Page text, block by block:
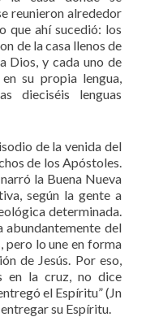
reunieron alrededor
que ahí sucedió: los
de la casa llenos de
Dios, y cada uno de
su propia lengua,
dieciséis lenguas
de la venida del
de los Apóstoles.
la Buena Nueva
según la gente a
determinada.
abundantemente del
pero lo une en forma
de Jesús. Por eso,
en la cruz, no dice
el Espíritu” (Jn
su Espíritu.